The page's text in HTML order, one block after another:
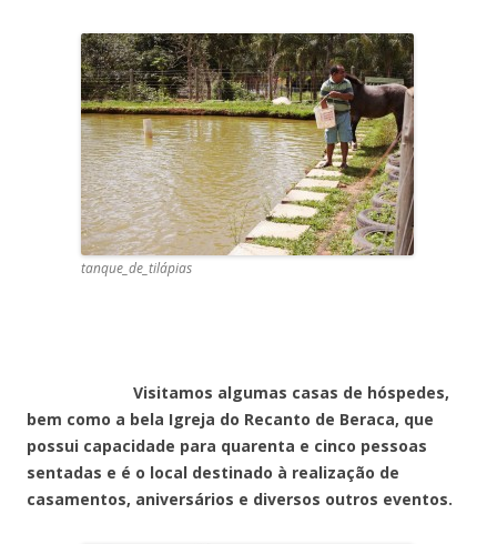
tanque_de_tilápias
Visitamos algumas casas de hóspedes,
bem como a bela Igreja do Recanto de Beraca, que
possui capacidade para quarenta e cinco pessoas
sentadas e é o local destinado à realização de
casamentos, aniversários e diversos outros eventos.